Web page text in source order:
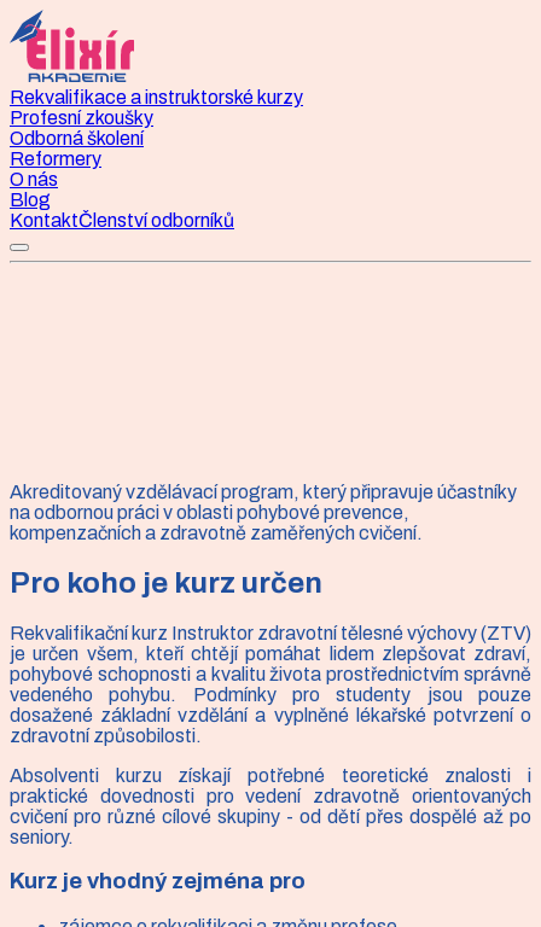
Rekvalifikace a instruktorské kurzy
Profesní zkoušky
Odborná školení
Reformery
O nás
Blog
KontaktČlenství odborníků
Instruktor zdravotní tělesné
výchovy
Akreditovaný vzdělávací program, který připravuje účastníky
na odbornou práci v oblasti pohybové prevence,
kompenzačních a zdravotně zaměřených cvičení.
Pro koho je kurz určen
Rekvalifikační kurz Instruktor zdravotní tělesné výchovy (ZTV)
je určen všem, kteří chtějí pomáhat lidem zlepšovat zdraví,
pohybové schopnosti a kvalitu života prostřednictvím správně
vedeného pohybu. Podmínky pro studenty jsou pouze
dosažené základní vzdělání a vyplněné lékařské potvrzení o
zdravotní způsobilosti.
Absolventi kurzu získají potřebné teoretické znalosti i
praktické dovednosti pro vedení zdravotně orientovaných
cvičení pro různé cílové skupiny - od dětí přes dospělé až po
seniory.
Kurz je vhodný zejména pro